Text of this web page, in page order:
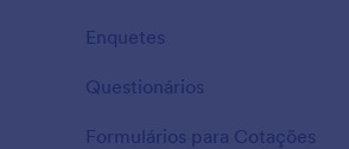
Enquetes
Questionários
Formulários para Cotações